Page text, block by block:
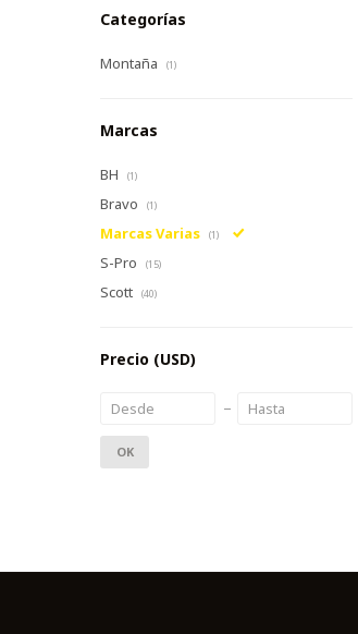
Categorías
Montaña (1)
Marcas
BH (1)
Bravo (1)
Marcas Varias (1)
S-Pro (15)
Scott (40)
Precio (USD)
OK